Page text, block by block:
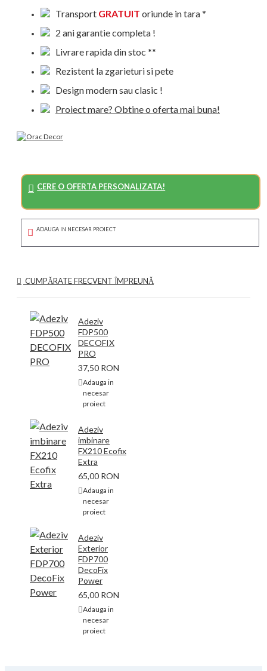
Transport GRATUIT oriunde in tara *
2 ani garantie completa !
Livrare rapida din stoc **
Rezistent la zgarieturi si pete
Design modern sau clasic !
Proiect mare? Obtine o oferta mai buna!
CERE O OFERTA PERSONALIZATA!
ADAUGA IN NECESAR PROIECT
CUMPĂRATE FRECVENT ÎMPREUNĂ
Adeziv
FDP500
DECOFIX
PRO
37,50 RON
Adauga in
necesar
proiect
Adeziv
imbinare
FX210 Ecofix
Extra
65,00 RON
Adauga in
necesar
proiect
Adeziv
Exterior
FDP700
DecoFix
Power
65,00 RON
Adauga in
necesar
proiect